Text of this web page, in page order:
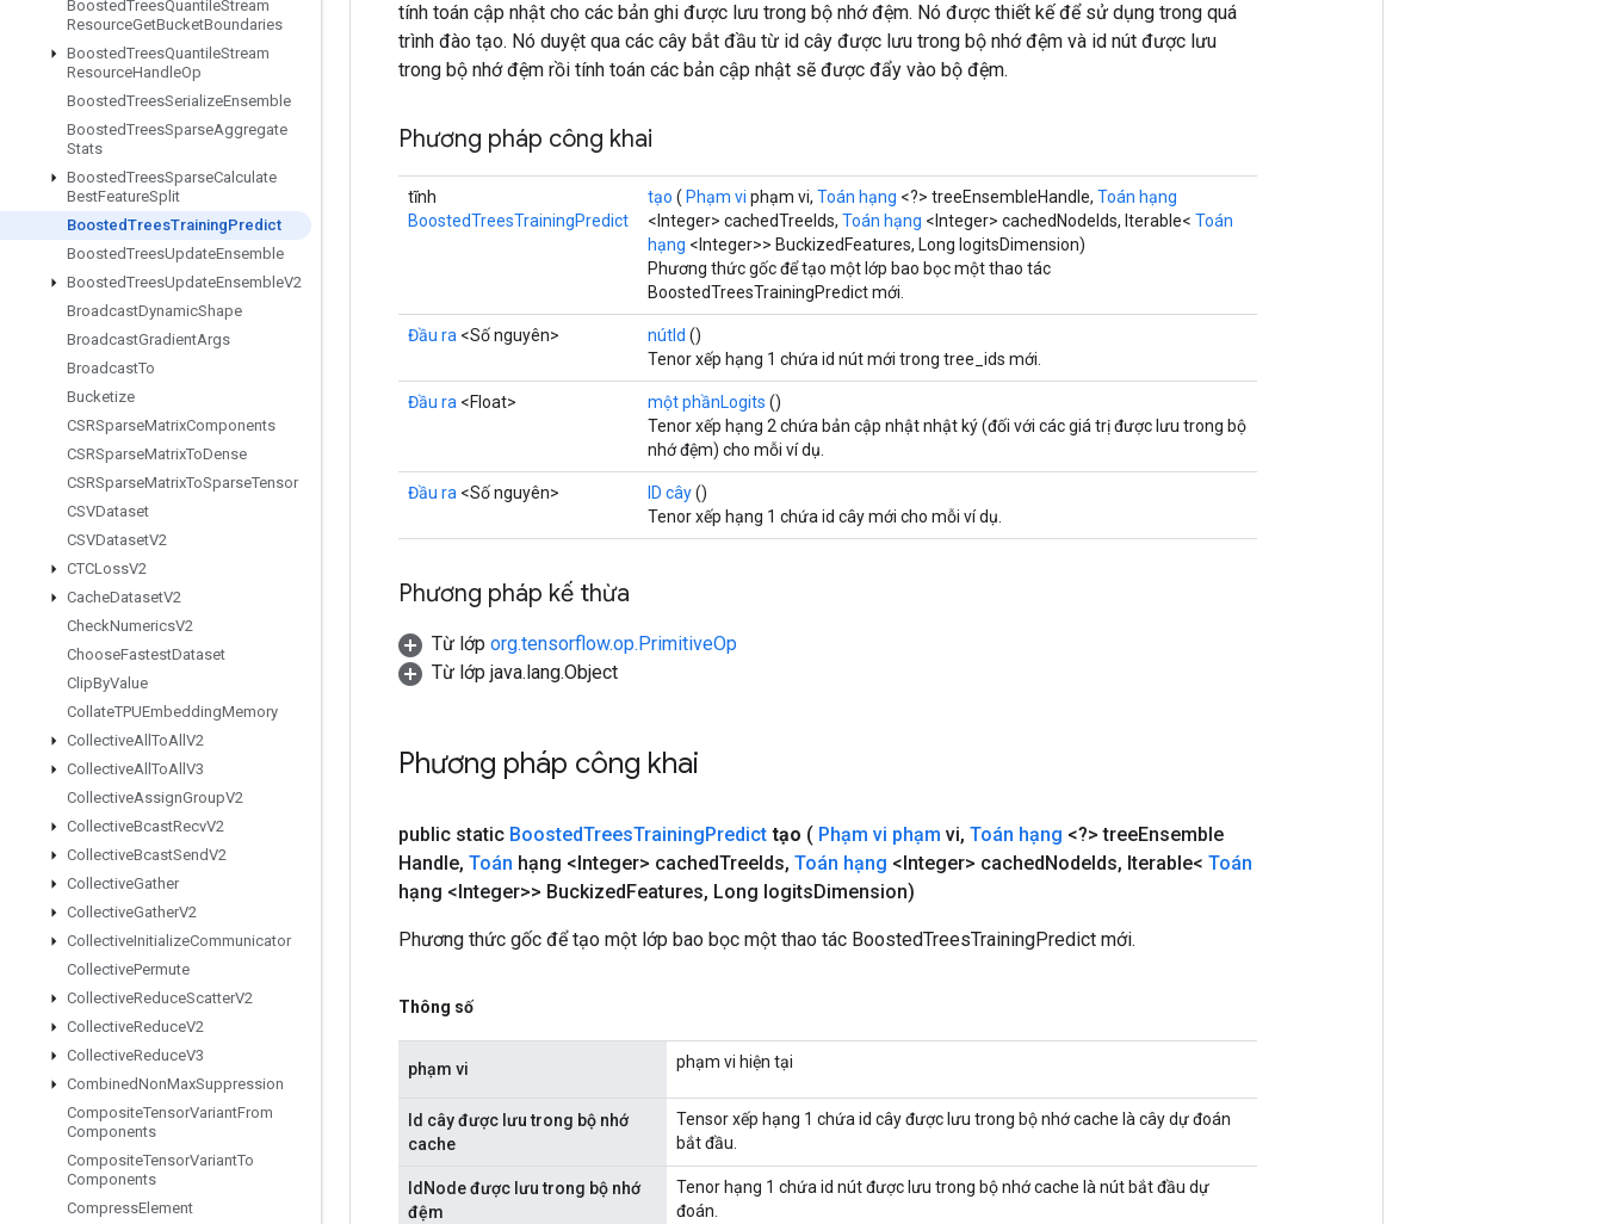
BoostedTreesQuantileStream
ResourceGetBucketBoundaries
BoostedTreesQuantileStream
ResourceHandleOp
BoostedTreesSerializeEnsemble
BoostedTreesSparseAggregate
Stats
BoostedTreesSparseCalculate
BestFeatureSplit
BoostedTreesTrainingPredict
BoostedTreesUpdateEnsemble
BoostedTreesUpdateEnsembleV2
BroadcastDynamicShape
BroadcastGradientArgs
BroadcastTo
Bucketize
CSRSparseMatrixComponents
CSRSparseMatrixToDense
CSRSparseMatrixToSparseTensor
CSVDataset
CSVDatasetV2
CTCLossV2
CacheDatasetV2
CheckNumericsV2
ChooseFastestDataset
ClipByValue
CollateTPUEmbeddingMemory
CollectiveAll ToAll V2
CollectiveAll ToAll V3
CollectiveAssignGroupV2
CollectiveBcastRecvV2
CollectiveBcastSendV2
CollectiveGather
CollectiveGatherV2
CollectiveInitializeCommunicator
CollectivePermute
CollectiveReduceScatterV2
CollectiveReduceV2
CollectiveReduceV3
CombinedNonMaxSuppression
CompositeTensorVariantFrom
Components
CompositeTensorVariantTo
Components
CompressElement
tính toán cập nhật cho các bản ghi được lưu trong bộ nhớ đệm. Nó được thiết kế để sử dụng trong quá
trình đào tạo. Nó duyệt qua các cây bắt đầu từ id cây được lưu trong bộ nhớ đệm và id nút được lưu
trong bộ nhớ đệm rồi tính toán các bản cập nhật sẽ được đẩy vào bộ đệm.
Phương pháp công khai
tĩnh
BoostedTreesTrainingPredict
tạo ( Phạm vi phạm vi, Toán hạng <?> treeEnsembleHandle, Toán hạng
<Integer> cachedTreeIds, Toán hạng <Integer> cachedNodeIds, Iterable< Toán
hạng <Integer>> BuckizedFeatures, Long logitsDimension)
Phương thức gốc để tạo một lớp bao bọc một thao tác
BoostedTreesTrainingPredict mới.
Đầu ra <Số nguyên> nútId ()
Tenor xếp hạng 1 chứa id nút mới trong tree_ids mới.
Đầu ra <Float> một phầnLogits ()
Tenor xếp hạng 2 chứa bản cập nhật nhật ký (đối với các giá trị được lưu trong bộ
nhớ đệm) cho mỗi ví dụ.
Đầu ra <Số nguyên> ID cây()
Tenor xếp hạng 1 chứa id cây mới cho mỗi ví dụ.
Phương pháp kế thừa
Từ lớp org.tensorflow.op.PrimitiveOp
Từ lớp java.lang.Object
Phương pháp công khai
public static BoostedTreesTrainingPredict tạo ( Phạm vi phạm vi, Toán hạng <?> treeEnsemble
Handle, Toán hạng <Integer> cachedTreeIds, Toán hạng <Integer> cachedNodeIds, Iterable< Toán
hạng <Integer>> BuckizedFeatures, Long logitsDimension)
Phương thức gốc để tạo một lớp bao bọc một thao tác BoostedTreesTrainingPredict mới.
Thông số
phạm vi phạm vi hiện tại
Id cây được lưu trong bộ nhớ
cache
Tensor xếp hạng 1 chứa id cây được lưu trong bộ nhớ cache là cây dự đoán
bắt đầu.
IdNode được lưu trong bộ nhớ
đệm
Tenor hạng 1 chứa id nút được lưu trong bộ nhớ cache là nút bắt đầu dự
đoán.